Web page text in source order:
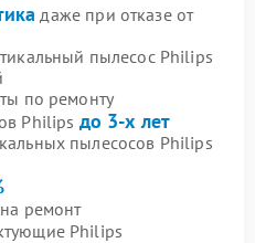
даже при отказе от
пылесос Philips
по ремонту
Philips до 3-х лет
пылесосов Philips
ремонт
Philips